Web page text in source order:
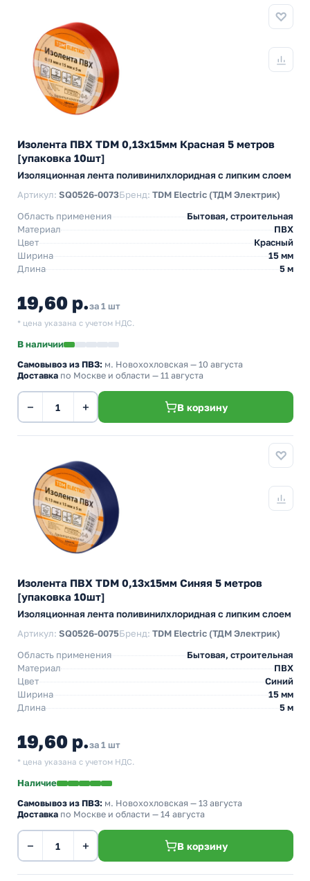
Изолента ПВХ TDM 0,13х15мм Красная 5 метров
[упаковка 10шт]
Изоляционная лента поливинилхлоридная с липким слоем
Артикул: SQ0526-0073Бренд: TDM Electric (ТДМ Электрик)
Область применения
Бытовая, строительная
Материал
ПВХ
Цвет
Красный
Ширина
15 мм
Длина
5 м
19,60 р.за 1 шт
* цена указана с учетом НДС.
В наличии
Самовывоз из ПВЗ: м. Новохохловская — 10 августа
Доставка по Москве и области — 11 августа
− + В корзину
Изолента ПВХ TDM 0,13х15мм Синяя 5 метров
[упаковка 10шт]
Изоляционная лента поливинилхлоридная с липким слоем
Артикул: SQ0526-0075Бренд: TDM Electric (ТДМ Электрик)
Область применения
Бытовая, строительная
Материал
ПВХ
Цвет
Синий
Ширина
15 мм
Длина
5 м
19,60 р.за 1 шт
* цена указана с учетом НДС.
Наличие
Самовывоз из ПВЗ: м. Новохохловская — 13 августа
Доставка по Москве и области — 14 августа
− + В корзину